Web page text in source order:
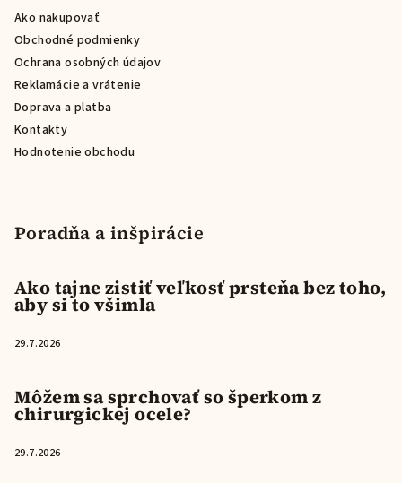
Ako nakupovať
Obchodné podmienky
Ochrana osobných údajov
Reklamácie a vrátenie
Doprava a platba
Kontakty
Hodnotenie obchodu
Poradňa a inšpirácie
Ako tajne zistiť veľkosť prsteňa bez toho,
aby si to všimla
29.7.2026
Môžem sa sprchovať so šperkom z
chirurgickej ocele?
29.7.2026